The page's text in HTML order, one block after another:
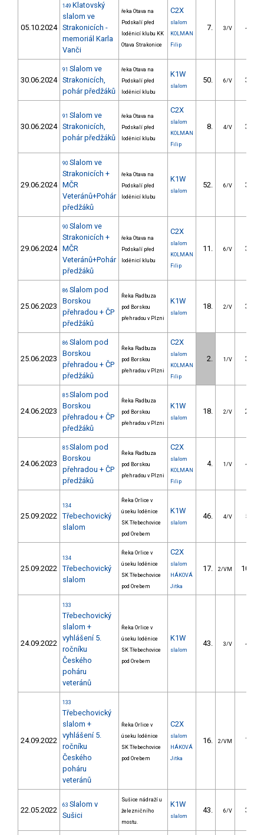
05.10.2024
149 Klatovský
slalom ve
Strakonicích -
memoriál Karla
Vanči
řeka Otava na
Podskalí před
loděnicí klubu KK
Otava Strakonice
C2X
slalom
KOLMAN
Filip
7. 3/V 47.86
30.06.2024
91 Slalom ve
Strakonicích,
pohár předžáků
řeka Otava na
Podskalí před
loděnicí klubu
K1W
slalom
50. 6/V 36.58
30.06.2024
91 Slalom ve
Strakonicích,
pohár předžáků
řeka Otava na
Podskalí před
loděnicí klubu
C2X
slalom
KOLMAN
Filip
8. 4/V 32.40
29.06.2024
90 Slalom ve
Strakonicích +
MČR
Veteránů+Pohár
předžáků
řeka Otava na
Podskalí před
loděnicí klubu
K1W
slalom
52. 6/V 39.09
29.06.2024
90 Slalom ve
Strakonicích +
MČR
Veteránů+Pohár
předžáků
řeka Otava na
Podskalí před
loděnicí klubu
C2X
slalom
KOLMAN
Filip
11. 6/V 37.27
25.06.2023
86 Slalom pod
Borskou
přehradou + ČP
předžáků
Řeka Radbuza
pod Borskou
přehradou v Plzni
K1W
slalom
18. 2/V 33.70
25.06.2023
86 Slalom pod
Borskou
přehradou + ČP
předžáků
Řeka Radbuza
pod Borskou
přehradou v Plzni
C2X
slalom
KOLMAN
Filip
2. 1/V 34.70
24.06.2023
85 Slalom pod
Borskou
přehradou + ČP
předžáků
Řeka Radbuza
pod Borskou
přehradou v Plzni
K1W
slalom
18. 2/V 29.90
24.06.2023
85 Slalom pod
Borskou
přehradou + ČP
předžáků
Řeka Radbuza
pod Borskou
přehradou v Plzni
C2X
slalom
KOLMAN
Filip
4. 1/V 48.10
25.09.2022
134
Třebechovický
slalom
Řeka Orlice v
úseku loděnice
SK Třebechovice
pod Orebem
K1W
slalom
46. 4/V 51.49
25.09.2022
134
Třebechovický
slalom
Řeka Orlice v
úseku loděnice
SK Třebechovice
pod Orebem
C2X
slalom
HÁKOVÁ
Jitka
17. 2/VM 107.36
24.09.2022
133
Třebechovický
slalom +
vyhlášení 5.
ročníku
Českého
poháru
veteránů
Řeka Orlice v
úseku loděnice
SK Třebechovice
pod Orebem
K1W
slalom
43. 3/V 43.65
24.09.2022
133
Třebechovický
slalom +
vyhlášení 5.
ročníku
Českého
poháru
veteránů
Řeka Orlice v
úseku loděnice
SK Třebechovice
pod Orebem
C2X
slalom
HÁKOVÁ
Jitka
16. 2/VM 78.64
22.05.2022
63 Slalom v
Sušici
Sušice nádraží u
železničního
mostu.
K1W
slalom
43. 6/V 33.87